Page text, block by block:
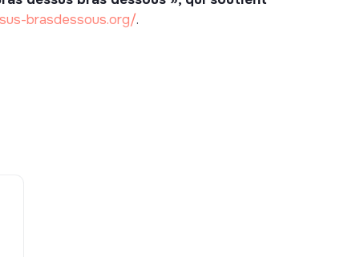
brasdessous.org/.